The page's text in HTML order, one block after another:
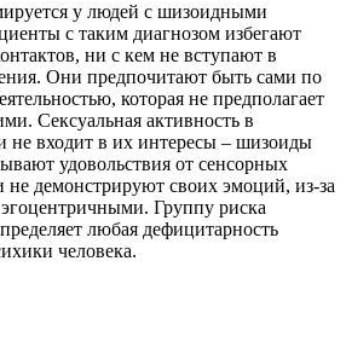
у людей с шизоидными
с таким диагнозом избегают
ни с кем не вступают в
Они предпочитают быть сами по
которая не предполагает
Сексуальная активность в
не входит в их интересы – шизоиды
удовольствия от сенсорных
не демонстрируют своих эмоций, из-за
эгоцентричными. Группу риска
любая дефицитарность
человека.